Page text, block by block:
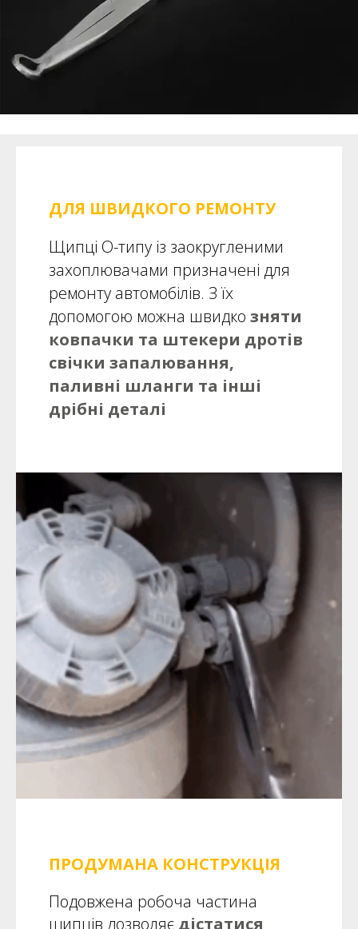
ДЛЯ ШВИДКОГО РЕМОНТУ
Щипці О-типу із заокругленими
захоплювачами призначені для
ремонту автомобілів. З їх
допомогою можна швидко зняти
ковпачки та штекери дротів
свічки запалювання,
паливні шланги та інші
дрібні деталі
ПРОДУМАНА КОНСТРУКЦІЯ
Подовжена робоча частина
щипців дозволяє дістатися